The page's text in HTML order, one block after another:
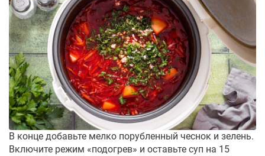
В конце добавьте мелко порубленный чеснок и зелень.
Включите режим «подогрев» и оставьте суп на 15